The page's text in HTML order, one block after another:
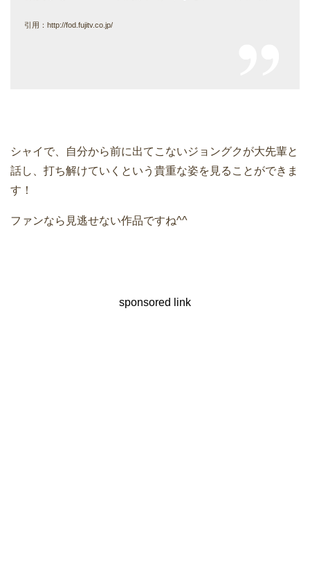
引用：http://fod.fujitv.co.jp/
シャイで、自分から前に出てこないジョングクが大先輩と
話し、打ち解けていくという貴重な姿を見ることができま
す！
ファンなら見逃せない作品ですね^^
sponsored link